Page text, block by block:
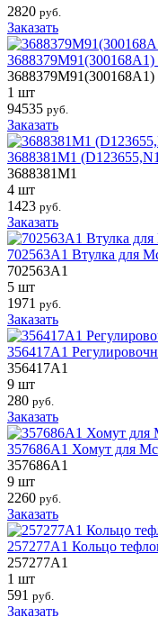
2820 руб.
Заказать
3688379M91(300168A1)
1 шт
94535 руб.
Заказать
3688381M1
3688381M1
4 шт
1423 руб.
Заказать
702563A1 Втулка для
702563A1
5 шт
1971 руб.
Заказать
356417A1
356417A1
9 шт
280 руб.
Заказать
357686A1 Хомут для
357686A1
9 шт
2260 руб.
Заказать
257277A1 Кольцо
257277A1
1 шт
591 руб.
Заказать